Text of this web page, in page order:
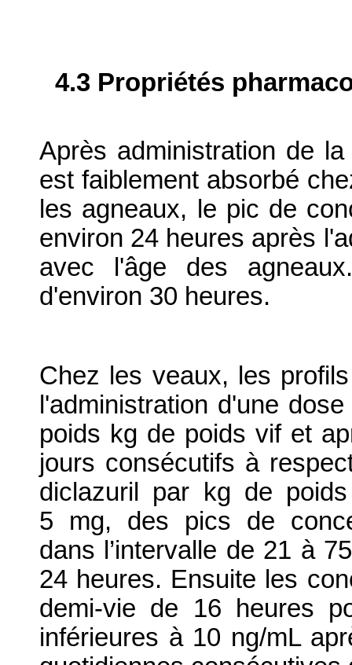
4.3 Propriétés
Après administration de
est faiblement absorbé
les agneaux, le pic de
environ 24 heures après
avec l'âge des
d'environ 30 heures.
Chez les veaux, les
l'administration d'une
poids kg de poids vif et
jours consécutifs à
diclazuril par kg de
5 mg, des pics de
dans l’intervalle de 21 à
24 heures. Ensuite les
demi-vie de 16 heures
inférieures à 10 ng/mL